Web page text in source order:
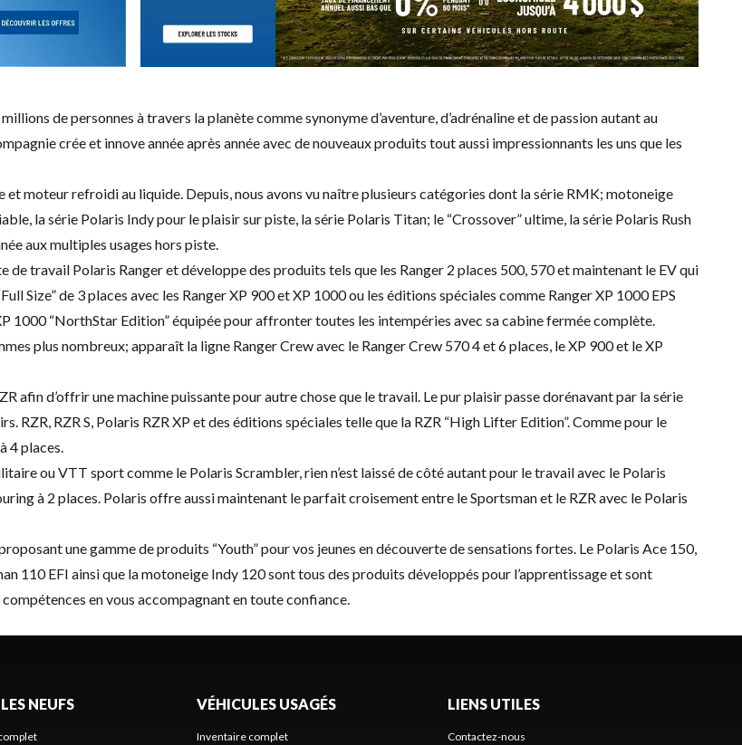
de personnes à travers la planète comme synonyme d’aventure, d’adrénaline et de passion autant au
crée et innove année après année avec de nouveaux produits tout aussi impressionnants les uns que les
moteur refroidi au liquide. Depuis, nous avons vu naître plusieurs catégories dont la série RMK; motoneige
la série Polaris Indy pour le plaisir sur piste, la série Polaris Titan; le “Crossover” ultime, la série Polaris Rush
aux multiples usages hors piste.
travail Polaris Ranger et développe des produits tels que les Ranger 2 places 500, 570 et maintenant le EV qui
Size” de 3 places avec les Ranger XP 900 et XP 1000 ou les éditions spéciales comme Ranger XP 1000 EPS
1000 “NorthStar Edition” équipée pour affronter toutes les intempéries avec sa cabine fermée complète.
plus nombreux; apparaît la ligne Ranger Crew avec le Ranger Crew 570 4 et 6 places, le XP 900 et le XP
afin d’offrir une machine puissante pour autre chose que le travail. Le pur plaisir passe dorénavant par la série
RZR, RZR S, Polaris RZR XP et des éditions spéciales telle que la RZR “High Lifter Edition”. Comme pour le
4 places.
ou VTT sport comme le Polaris Scrambler, rien n’est laissé de côté autant pour le travail avec le Polaris
à 2 places. Polaris offre aussi maintenant le parfait croisement entre le Sportsman et le RZR avec le Polaris
une gamme de produits “Youth” pour vos jeunes en découverte de sensations fortes. Le Polaris Ace 150,
110 EFI ainsi que la motoneige Indy 120 sont tous des produits développés pour l’apprentissage et sont
en vous accompagnant en toute confiance.
NEUFS VÉHICULES USAGÉS
Inventaire complet
LIENS UTILES
Contactez-nous